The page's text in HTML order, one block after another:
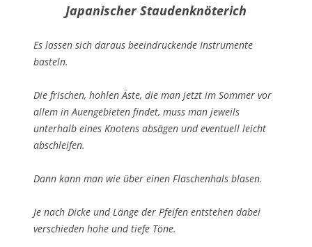
Japanischer Staudenknöterich
Es lassen sich daraus beeindruckende Instrumente
basteln.
Die frischen, hohlen Äste, die man jetzt im Sommer vor
allem in Auengebieten findet, muss man jeweils
unterhalb eines Knotens absägen und eventuell leicht
abschleifen.
Dann kann man wie über einen Flaschenhals blasen.
Je nach Dicke und Länge der Pfeifen entstehen dabei
verschieden hohe und tiefe Töne.